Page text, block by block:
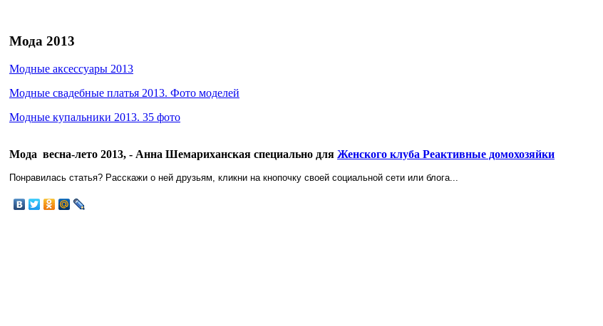
Мода 2013
Модные аксессуары 2013
Модные свадебные платья 2013. Фото моделей
Модные купальники 2013. 35 фото
Мода весна-лето 2013, - Анна Шемариханская специально для Женского клуба Реактивные домохозяйки
Понравилась статья? Расскажи о ней друзьям, кликни на кнопочку своей социальной сети или блога...